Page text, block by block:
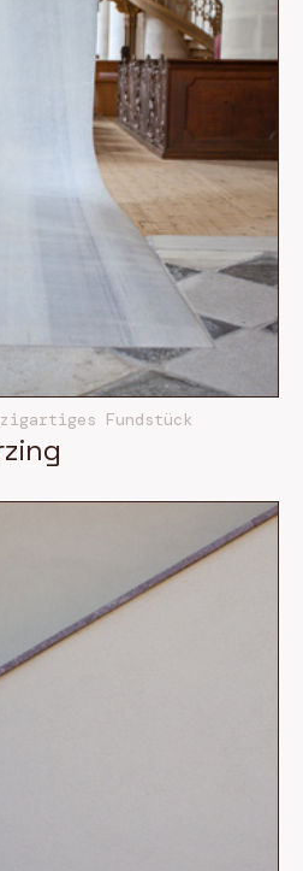
Fundstück